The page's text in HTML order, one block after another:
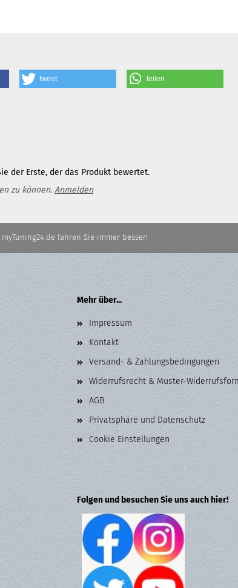
tweet teilen
der Erste, der das Produkt bewertet.
zu können. Anmelden
myTuning24.de fahren Sie immer besser!
Mehr über...
Impressum
Kontakt
Versand- & Zahlungsbedingungen
Widerrufsrecht & Muster-
AGB
Privatsphäre und Datenschutz
Cookie Einstellungen
Folgen und besuchen Sie uns auch hier!